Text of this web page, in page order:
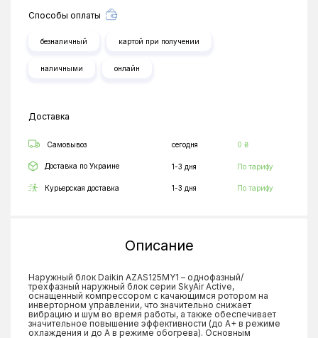
Способы оплаты
безналичный картой при получении
наличными онлайн
Доставка
Самовывоз сегодня 0 ₴
Доставка по Украине 1-3 дня По тарифу
Курьерская доставка 1-3 дня По тарифу
Описание
Наружный блок Daikin AZAS125MY1 – однофазный/
трехфазный наружный блок серии SkyAir Active,
оснащенный компрессором с качающимся ротором на
инверторном управлении, что значительно снижает
вибрацию и шум во время работы, а также обеспечивает
значительное повышение эффективности (до A+ в режиме
охлаждения и до A в режиме обогрева). Основным